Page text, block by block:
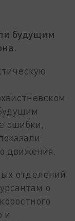
будущим
ошибки,
движения.
отделений
о
и